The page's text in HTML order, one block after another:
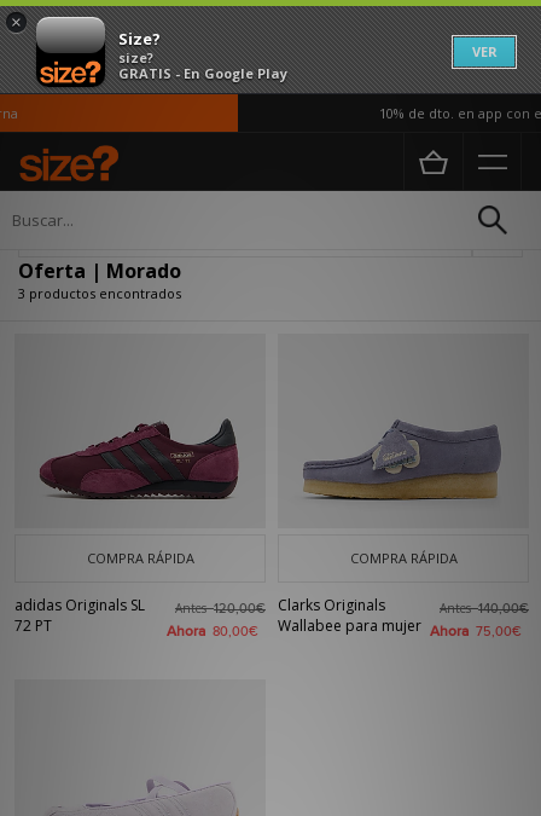
×
Size?
size?
GRATIS - En Google Play
VER
10% de dto. en app con el
Página principal
Oferta | Morado
3 productos encontrados
COMPRA RÁPIDA
adidas Originals SL
72 PT
Antes120,00€
Ahora 80,00€
COMPRA RÁPIDA
Clarks Originals
Wallabee para mujer
Antes140,00€
Ahora 75,00€